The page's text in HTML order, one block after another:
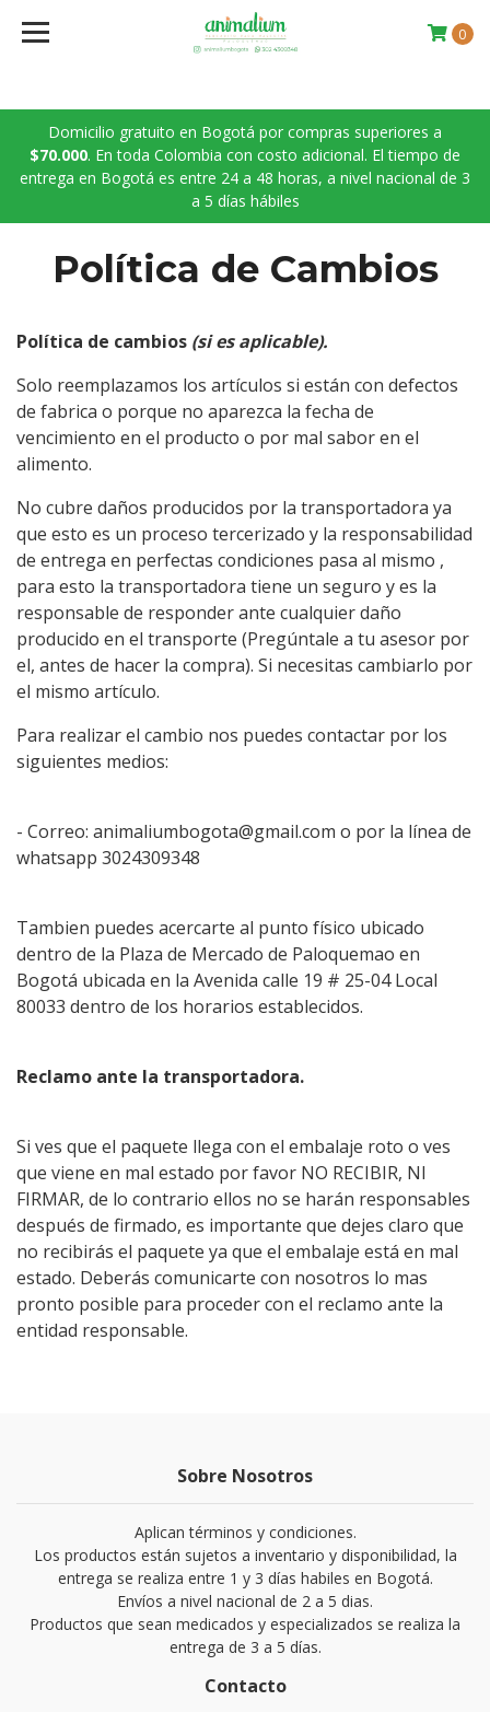
Domicilio gratuito en Bogotá por compras superiores a
$70.000. En toda Colombia con costo adicional. El tiempo de
entrega en Bogotá es entre 24 a 48 horas, a nivel nacional de 3
a 5 días hábiles
0
Política de Cambios
Política de cambios (si es aplicable).
Solo reemplazamos los artículos si están con defectos
de fabrica o porque no aparezca la fecha de
vencimiento en el producto o por mal sabor en el
alimento.
No cubre daños producidos por la transportadora ya
que esto es un proceso tercerizado y la responsabilidad
de entrega en perfectas condiciones pasa al mismo ,
para esto la transportadora tiene un seguro y es la
responsable de responder ante cualquier daño
producido en el transporte (Pregúntale a tu asesor por
el, antes de hacer la compra). Si necesitas cambiarlo por
el mismo artículo.
Para realizar el cambio nos puedes contactar por los
siguientes medios:
- Correo: animaliumbogota@gmail.com o por la línea de
whatsapp 3024309348
Tambien puedes acercarte al punto físico ubicado
dentro de la Plaza de Mercado de Paloquemao en
Bogotá ubicada en la Avenida calle 19 # 25-04 Local
80033 dentro de los horarios establecidos.
Reclamo ante la transportadora.
Si ves que el paquete llega con el embalaje roto o ves
que viene en mal estado por favor NO RECIBIR, NI
FIRMAR, de lo contrario ellos no se harán responsables
después de firmado, es importante que dejes claro que
no recibirás el paquete ya que el embalaje está en mal
estado. Deberás comunicarte con nosotros lo mas
pronto posible para proceder con el reclamo ante la
entidad responsable.
Sobre Nosotros
Aplican términos y condiciones.
Los productos están sujetos a inventario y disponibilidad, la
entrega se realiza entre 1 y 3 días habiles en Bogotá.
Envíos a nivel nacional de 2 a 5 dias.
Productos que sean medicados y especializados se realiza la
entrega de 3 a 5 días.
Contacto